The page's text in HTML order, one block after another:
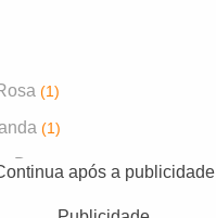
(1)
(1)
Dumont(1)
após a publicidade